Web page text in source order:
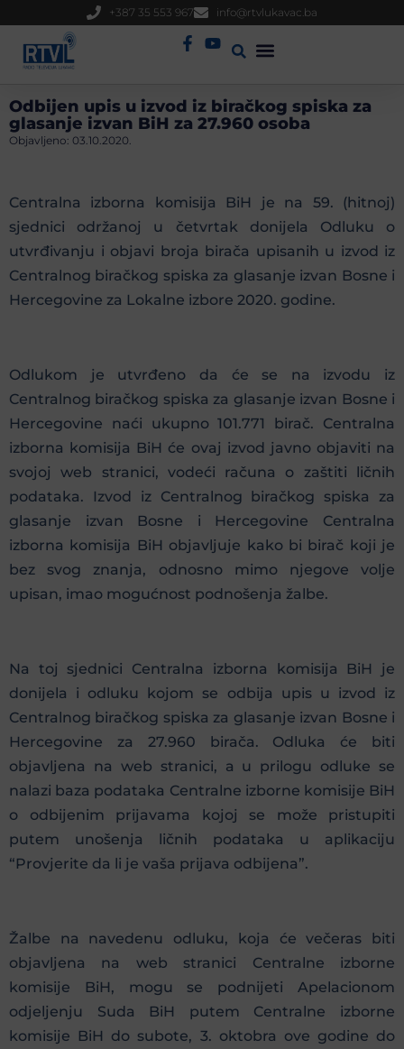
+387 35 553 967 info@rtvlukavac.ba
Odbijen upis u izvod iz biračkog spiska za
glasanje izvan BiH za 27.960 osoba
Objavljeno: 03.10.2020.
Centralna izborna komisija BiH je na 59. (hitnoj)
sjednici održanoj u četvrtak donijela Odluku o
utvrđivanju i objavi broja birača upisanih u izvod iz
Centralnog biračkog spiska za glasanje izvan Bosne i
Hercegovine za Lokalne izbore 2020. godine.
Odlukom je utvrđeno da će se na izvodu iz
Centralnog biračkog spiska za glasanje izvan Bosne i
Hercegovine naći ukupno 101.771 birač. Centralna
izborna komisija BiH će ovaj izvod javno objaviti na
svojoj web stranici, vodeći računa o zaštiti ličnih
podataka. Izvod iz Centralnog biračkog spiska za
glasanje izvan Bosne i Hercegovine Centralna
izborna komisija BiH objavljuje kako bi birač koji je
bez svog znanja, odnosno mimo njegove volje
upisan, imao mogućnost podnošenja žalbe.
Na toj sjednici Centralna izborna komisija BiH je
donijela i odluku kojom se odbija upis u izvod iz
Centralnog biračkog spiska za glasanje izvan Bosne i
Hercegovine za 27.960 birača. Odluka će biti
objavljena na web stranici, a u prilogu odluke se
nalazi baza podataka Centralne izborne komisije BiH
o odbijenim prijavama kojoj se može pristupiti
putem unošenja ličnih podataka u aplikaciju
“Provjerite da li je vaša prijava odbijena”.
Žalbe na navedenu odluku, koja će večeras biti
objavljena na web stranici Centralne izborne
komisije BiH, mogu se podnijeti Apelacionom
odjeljenju Suda BiH putem Centralne izborne
komisije BiH do subote, 3. oktobra ove godine do